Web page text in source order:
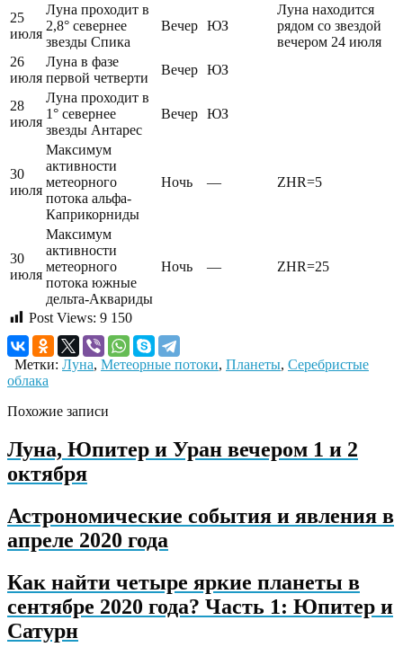
25
июля
Луна проходит в
2,8° севернее
звезды Спика
Вечер ЮЗ
Луна находится
рядом со звездой
вечером 24 июля
26
июля
Луна в фазе
первой четверти
Вечер ЮЗ
28
июля
Луна проходит в
1° севернее
звезды Антарес
Вечер ЮЗ
30
июля
Максимум
активности
метеорного
потока альфа-
Каприкорниды
Ночь — ZHR=5
30
июля
Максимум
активности
метеорного
потока южные
дельта-Аквариды
Ночь — ZHR=25
Post Views: 9 150
Метки: Луна, Метеорные потоки, Планеты, Серебристые
облака
Похожие записи
Луна, Юпитер и Уран вечером 1 и 2
октября
Астрономические события и явления в
апреле 2020 года
Как найти четыре яркие планеты в
сентябре 2020 года? Часть 1: Юпитер и
Сатурн